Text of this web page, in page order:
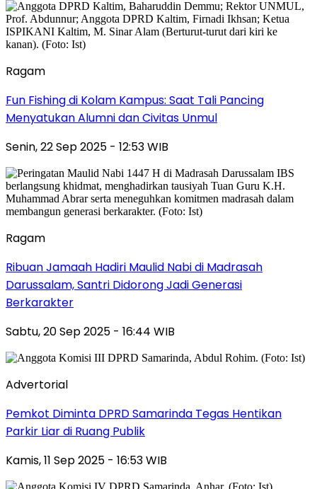
Ragam
Fun Fishing di Kolam Kampus: Saat Tali Pancing
Menyatukan Alumni dan Civitas Unmul
Senin, 22 Sep 2025 - 12:53 WIB
Ragam
Ribuan Jamaah Hadiri Maulid Nabi di Madrasah
Darussalam, Santri Didorong Jadi Generasi
Berkarakter
Sabtu, 20 Sep 2025 - 16:44 WIB
Advertorial
Pemkot Diminta DPRD Samarinda Tegas Hentikan
Parkir Liar di Ruang Publik
Kamis, 11 Sep 2025 - 16:53 WIB